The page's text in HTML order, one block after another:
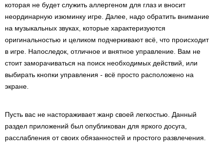
которая не будет служить аллергеном для глаз и вносит
неординарную изюминку игре. Далее, надо обратить внимание
на музыкальных звуках, которые характеризуются
оригинальностью и целиком подчеркивают всё, что происходит
в игре. Напоследок, отличное и внятное управление. Вам не
стоит заморачиваться на поиск необходимых действий, или
выбирать кнопки управления - всё просто расположено на
экране.
Пусть вас не настораживает жанр своей легкостью. Данный
раздел приложений был опубликован для яркого досуга,
расслабления от своих обязанностей и простого развлечения.